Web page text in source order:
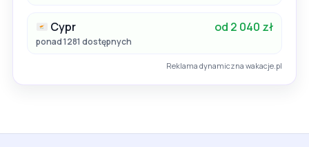
Cypr od 2 040 zł
ponad 1281 dostępnych
Reklama dynamiczna wakacje.pl